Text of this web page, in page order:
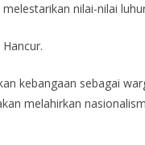
nilai-nilai
kebangaan sebagai
melahirkan